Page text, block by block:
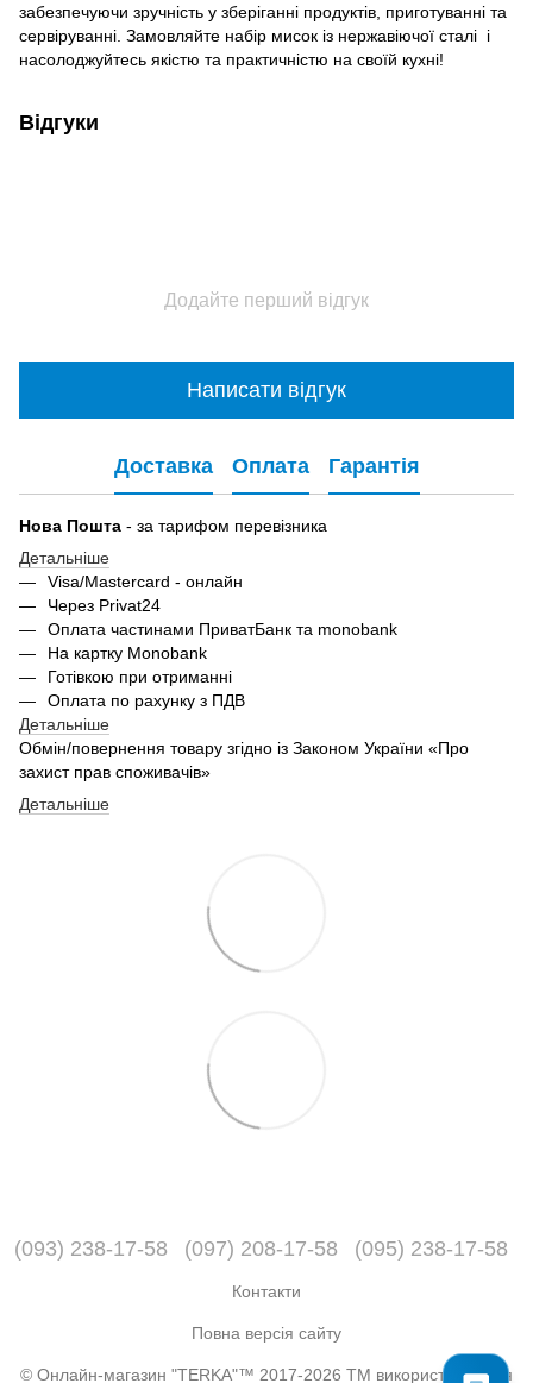
забезпечуючи зручність у зберіганні продуктів, приготуванні та
сервіруванні. Замовляйте набір мисок із нержавіючої сталі і
насолоджуйтесь якістю та практичністю на своїй кухні!
Відгуки
Додайте перший відгук
Написати відгук
Доставка Оплата Гарантія
Нова Пошта - за тарифом перевізника
Детальніше
Visa/Mastercard - онлайн
Через Privat24
Оплата частинами ПриватБанк та monobank
На картку Monobank
Готівкою при отриманні
Оплата по рахунку з ПДВ
Детальніше
Обмін/повернення товару згідно із Законом України «Про
захист прав споживачів»
Детальніше
(093) 238-17-58 (097) 208-17-58 (095) 238-17-58
Контакти
Повна версія сайту
© Онлайн-магазин "TERKA"™ 2017-2026 ТМ використовується